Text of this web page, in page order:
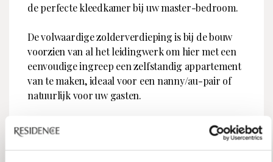
de perfecte kleedkamer bij uw master-bedroom.
De volwaardige zolderverdieping is bij de bouw
voorzien van al het leidingwerk om hier met een
eenvoudige ingreep een zelfstandig appartement
van te maken, ideaal voor een nanny/au-pair of
natuurlijk voor uw gasten.
Het souterrain, dat zowel binnendoor als
buitenom bereikbaar is, leent zich uitstekend voor
een praktijkruimte, als chill-out zone voor de